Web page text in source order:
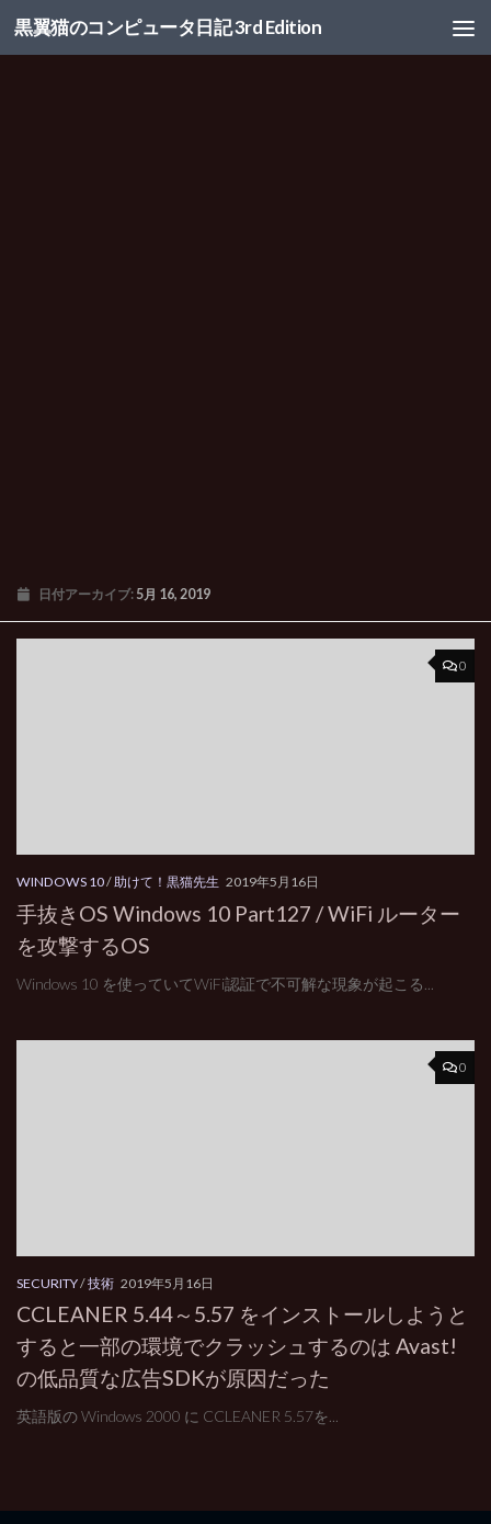
コンテンツへスキップ
黒翼猫のコンピュータ日記 3rd Edition
日付アーカイブ: 5月 16, 2019
0
WINDOWS 10/助けて！黒猫先生 2019年5月16日
手抜きOS Windows 10 Part127 / WiFi ルーター
を攻撃するOS
Windows 10 を使っていてWiFi認証で不可解な現象が起こる...
0
SECURITY/技術 2019年5月16日
CCLEANER 5.44～5.57 をインストールしようと
すると一部の環境でクラッシュするのは Avast!
の低品質な広告SDKが原因だった
英語版の Windows 2000 に CCLEANER 5.57を...